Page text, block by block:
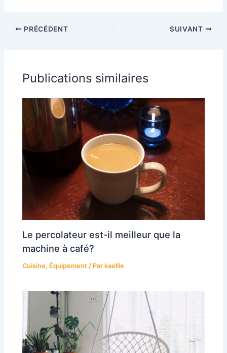
PRÉCÉDENT SUIVANT
Publications similaires
Le percolateur est-il meilleur que la
machine à café?
Cuisine, Équipement / Parkaellie